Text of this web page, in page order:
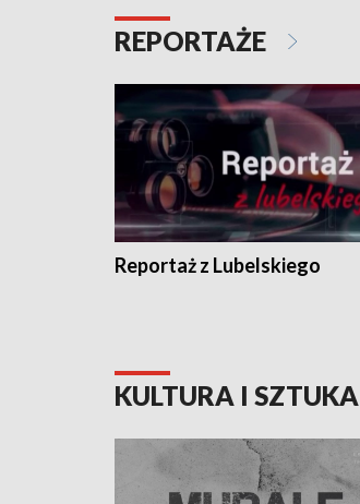
REPORTAŻE
Reportaż z Lubelskiego
KULTURA I SZTUKA